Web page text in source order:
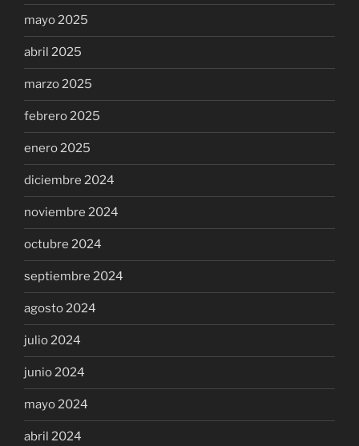
mayo 2025
abril 2025
marzo 2025
febrero 2025
enero 2025
diciembre 2024
noviembre 2024
octubre 2024
septiembre 2024
agosto 2024
julio 2024
junio 2024
mayo 2024
abril 2024